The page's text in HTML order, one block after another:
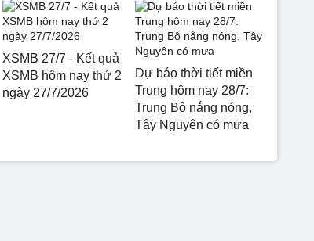
XSMB 27/7 - Kết quả
XSMB hôm nay thứ 2
ngày 27/7/2026
Dự báo thời tiết miền
Trung hôm nay 28/7:
Trung Bộ nắng nóng,
Tây Nguyên có mưa